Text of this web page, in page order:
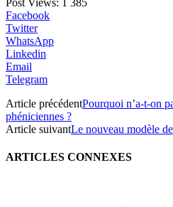
Facebook
Twitter
WhatsApp
Linkedin
Email
Telegram
Article précédentPourquoi n’a-t-on
phéniciennes ?
Article suivantLe nouveau modèle
ARTICLES CONNEXES